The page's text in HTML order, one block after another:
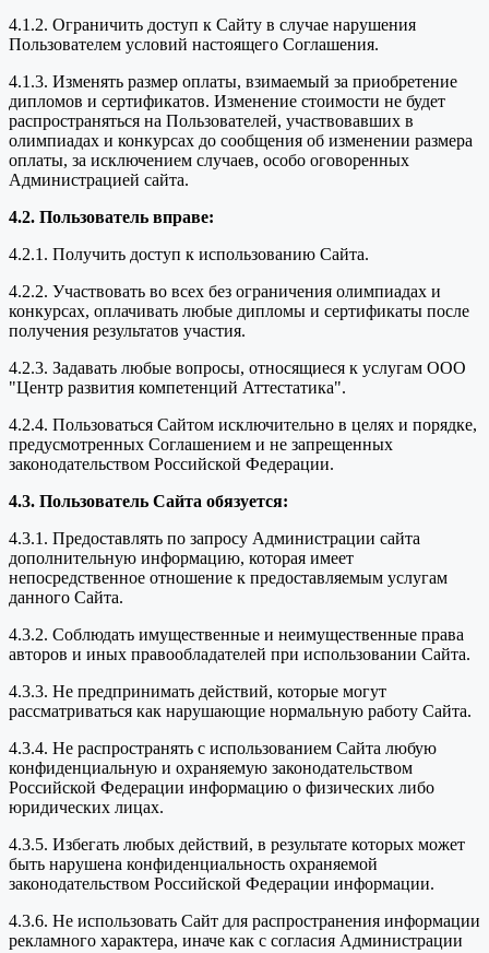
4.1.2. Ограничить доступ к Сайту в случае нарушения
Пользователем условий настоящего Соглашения.
4.1.3. Изменять размер оплаты, взимаемый за приобретение
дипломов и сертификатов. Изменение стоимости не будет
распространяться на Пользователей, участвовавших в
олимпиадах и конкурсах до сообщения об изменении размера
оплаты, за исключением случаев, особо оговоренных
Администрацией сайта.
4.2. Пользователь вправе:
4.2.1. Получить доступ к использованию Сайта.
4.2.2. Участвовать во всех без ограничения олимпиадах и
конкурсах, оплачивать любые дипломы и сертификаты после
получения результатов участия.
4.2.3. Задавать любые вопросы, относящиеся к услугам ООО
"Центр развития компетенций Аттестатика".
4.2.4. Пользоваться Сайтом исключительно в целях и порядке,
предусмотренных Соглашением и не запрещенных
законодательством Российской Федерации.
4.3. Пользователь Сайта обязуется:
4.3.1. Предоставлять по запросу Администрации сайта
дополнительную информацию, которая имеет
непосредственное отношение к предоставляемым услугам
данного Сайта.
4.3.2. Соблюдать имущественные и неимущественные права
авторов и иных правообладателей при использовании Сайта.
4.3.3. Не предпринимать действий, которые могут
рассматриваться как нарушающие нормальную работу Сайта.
4.3.4. Не распространять с использованием Сайта любую
конфиденциальную и охраняемую законодательством
Российской Федерации информацию о физических либо
юридических лицах.
4.3.5. Избегать любых действий, в результате которых может
быть нарушена конфиденциальность охраняемой
законодательством Российской Федерации информации.
4.3.6. Не использовать Сайт для распространения информации
рекламного характера, иначе как с согласия Администрации